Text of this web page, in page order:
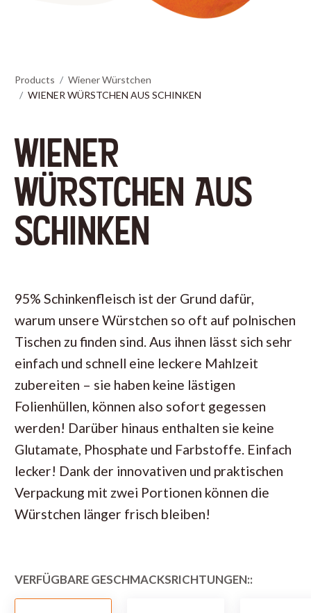
Products
Wiener Würstchen
WIENER WÜRSTCHEN AUS SCHINKEN
WIENER
WÜRSTCHEN AUS
SCHINKEN
95% Schinkenfleisch ist der Grund dafür,
warum unsere Würstchen so oft auf polnischen
Tischen zu finden sind. Aus ihnen lässt sich sehr
einfach und schnell eine leckere Mahlzeit
zubereiten – sie haben keine lästigen
Folienhüllen, können also sofort gegessen
werden! Darüber hinaus enthalten sie keine
Glutamate, Phosphate und Farbstoffe. Einfach
lecker! Dank der innovativen und praktischen
Verpackung mit zwei Portionen können die
Würstchen länger frisch bleiben!
VERFÜGBARE GESCHMACKSRICHTUNGEN::